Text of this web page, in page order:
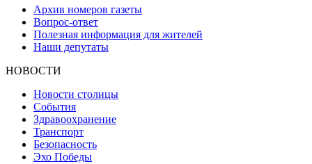
Архив номеров газеты
Вопрос-ответ
Полезная информация для жителей
Наши депутаты
НОВОСТИ
Новости столицы
События
Здравоохранение
Транспорт
Безопасность
Эхо Победы